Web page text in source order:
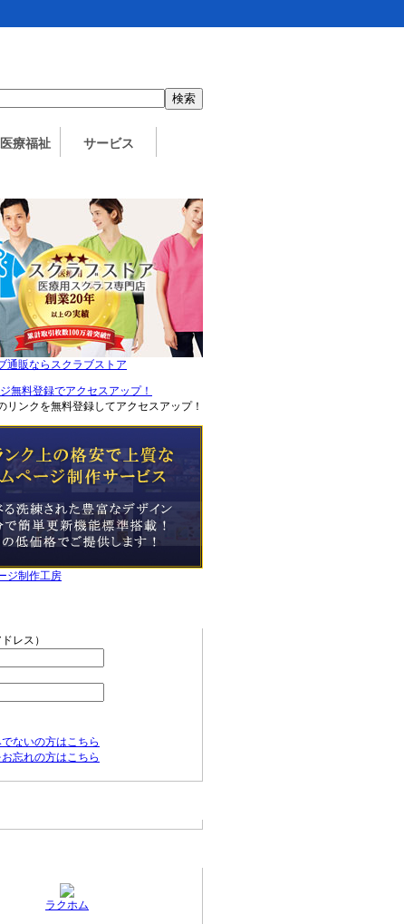
療福祉 サービス
通販ならスクラブストア
リンクを無料登録してアクセスアップ！
ジ制作工房
レス）
ないの方はこちら
忘れの方はこちら
ラクホム